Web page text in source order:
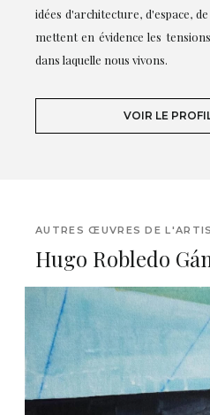
idées d'architecture, d'espace,
mettent en évidence les
dans laquelle nous vivons.
VOIR LE
AUTRES ŒUVRES DE
Hugo Robledo